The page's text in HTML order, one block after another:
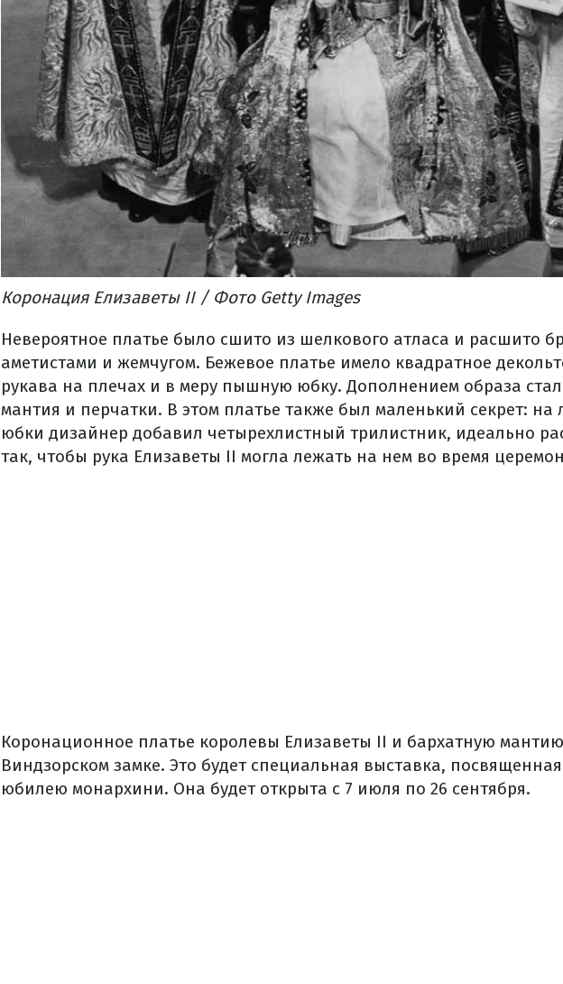
Коронация Елизаветы II / Фото Getty Images
Невероятное платье было сшито из шелкового атласа и расшито
аметистами и жемчугом. Бежевое платье имело квадратное
рукава на плечах и в меру пышную юбку. Дополнением образа
мантия и перчатки. В этом платье также был маленький секрет: на
юбки дизайнер добавил четырехлистный трилистник, идеально
так, чтобы рука Елизаветы II могла лежать на нем во время
Коронационное платье королевы Елизаветы II и бархатную
Виндзорском замке. Это будет специальная выставка,
юбилею монархини. Она будет открыта с 7 июля по 26 сентября.